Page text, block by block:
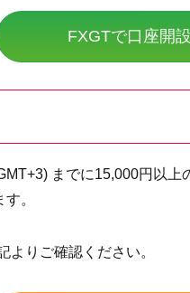
FXGTで口座開
までに15,000円以
。
よりご確認ください。